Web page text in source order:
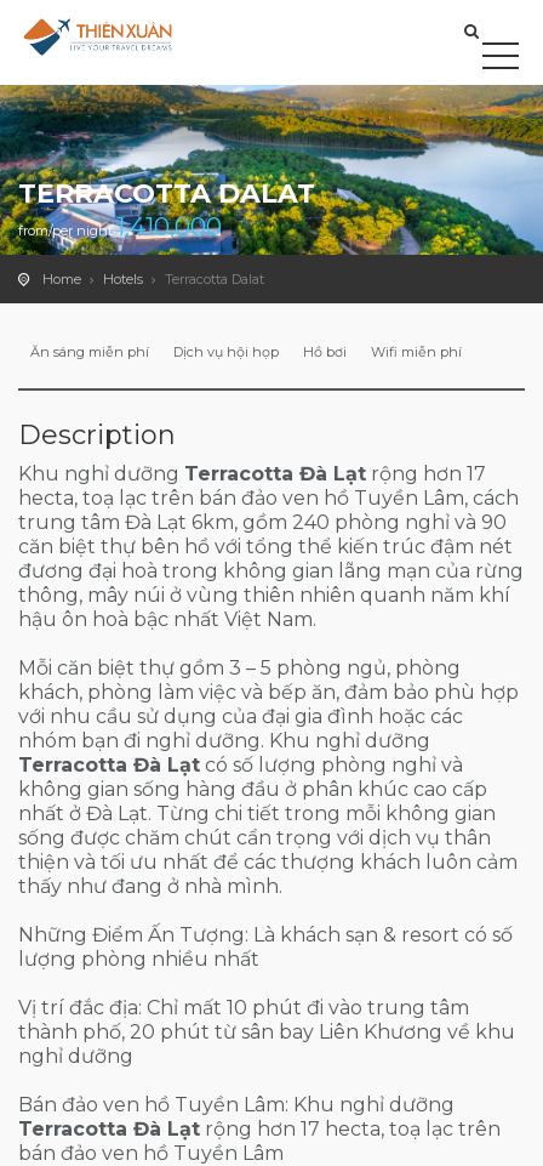
TERRACOTTA DALAT
from/per night1,410,000
Home Hotels Terracotta Dalat
Ăn sáng miễn phí Dịch vụ hội họp Hồ bơi Wifi miễn phí
Description
Khu nghỉ dưỡng Terracotta Đà Lạt rộng hơn 17
hecta, toạ lạc trên bán đảo ven hồ Tuyền Lâm, cách
trung tâm Đà Lạt 6km, gồm 240 phòng nghỉ và 90
căn biệt thự bên hồ với tổng thể kiến trúc đậm nét
đương đại hoà trong không gian lãng mạn của rừng
thông, mây núi ở vùng thiên nhiên quanh năm khí
hậu ôn hoà bậc nhất Việt Nam.
Mỗi căn biệt thự gồm 3 – 5 phòng ngủ, phòng
khách, phòng làm việc và bếp ăn, đảm bảo phù hợp
với nhu cầu sử dụng của đại gia đình hoặc các
nhóm bạn đi nghỉ dưỡng. Khu nghỉ dưỡng
Terracotta Đà Lạt có số lượng phòng nghỉ và
không gian sống hàng đầu ở phân khúc cao cấp
nhất ở Đà Lạt. Từng chi tiết trong mỗi không gian
sống được chăm chút cẩn trọng với dịch vụ thân
thiện và tối ưu nhất để các thượng khách luôn cảm
thấy như đang ở nhà mình.
Những Điểm Ấn Tượng: Là khách sạn & resort có số
lượng phòng nhiều nhất
Vị trí đắc địa: Chỉ mất 10 phút đi vào trung tâm
thành phố, 20 phút từ sân bay Liên Khương về khu
nghỉ dưỡng
Bán đảo ven hồ Tuyền Lâm: Khu nghỉ dưỡng
Terracotta Đà Lạt rộng hơn 17 hecta, toạ lạc trên
bán đảo ven hồ Tuyền Lâm